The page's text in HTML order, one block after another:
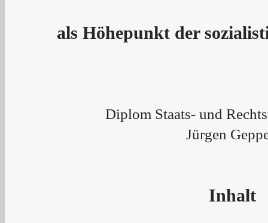
als Höhepunkt der
Diplom Staats- und
Jürgen
Inhalt